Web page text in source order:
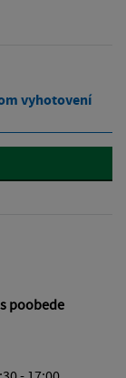
vyhotovení
poobede